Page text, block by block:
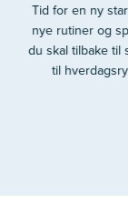
Tid for en ny
nye rutiner og
du skal tilbake til
til